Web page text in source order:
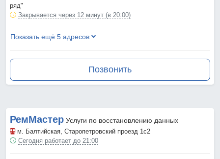
ряд"
Закрывается через 12 минут (в 20:00)
Показать ещё 5 адресов
Позвонить
РемМастер Услуги по восстановлению данных
м. Балтийская, Старопетровский проезд 1с2
Сегодня работает до 21:00